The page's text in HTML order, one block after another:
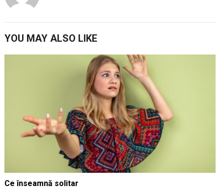
YOU MAY ALSO LIKE
Ce înseamnă solitar